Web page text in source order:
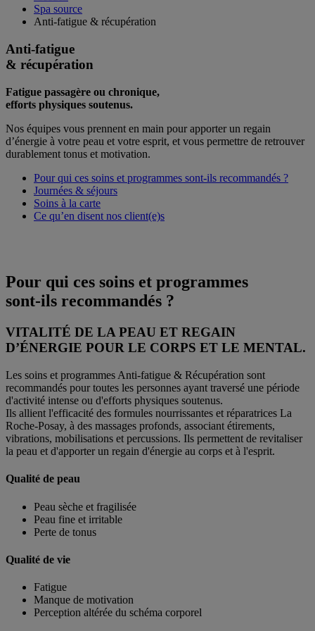
Spa source
Anti-fatigue & récupération
Anti-fatigue
& récupération
Fatigue passagère ou chronique,​
efforts physiques soutenus.
Nos équipes vous prennent en main pour apporter un regain
d’énergie à votre peau et votre esprit, et vous permettre de retrouver
durablement tonus et motivation.
Pour qui ces soins et programmes sont-ils recommandés ?
Journées & séjours
Soins à la carte
Ce qu’en disent nos client(e)s
Pour qui ces soins et programmes
sont-ils recommandés ?
VITALITÉ DE LA PEAU ET REGAIN
D’ÉNERGIE POUR LE CORPS ET LE MENTAL.
Les soins et programmes Anti-fatigue & Récupération sont
recommandés pour toutes les personnes ayant traversé une période
d'activité intense ou d'efforts physiques soutenus.
Ils allient l'efficacité des formules nourrissantes et réparatrices La
Roche-Posay, à des massages profonds, associant étirements,
vibrations, mobilisations et percussions. Ils permettent de revitaliser
la peau et d'apporter un regain d'énergie au corps et à l'esprit.​
Qualité de peau
Peau sèche et fragilisée
Peau fine et irritable
Perte de tonus
Qualité de vie
Fatigue
Manque de motivation
Perception altérée du schéma corporel